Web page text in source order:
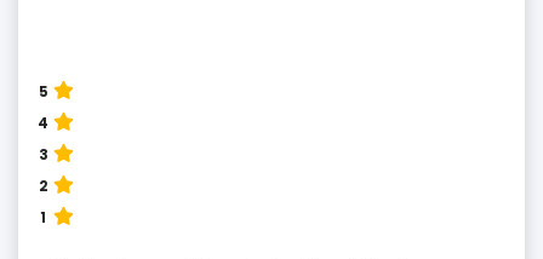
5
4
3
2
1